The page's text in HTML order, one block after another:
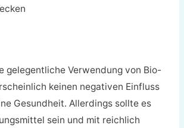
gelegentliche Verwendung von Bio-
keinen negativen Einfluss
Gesundheit. Allerdings sollte es
sein und mit reichlich